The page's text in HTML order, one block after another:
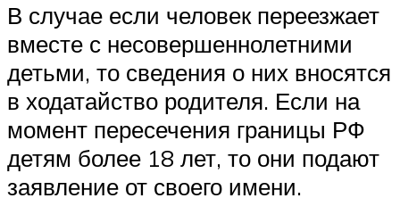
В случае если человек переезжает
вместе с несовершеннолетними
детьми, то сведения о них вносятся
в ходатайство родителя. Если на
момент пересечения границы РФ
детям более 18 лет, то они подают
заявление от своего имени.